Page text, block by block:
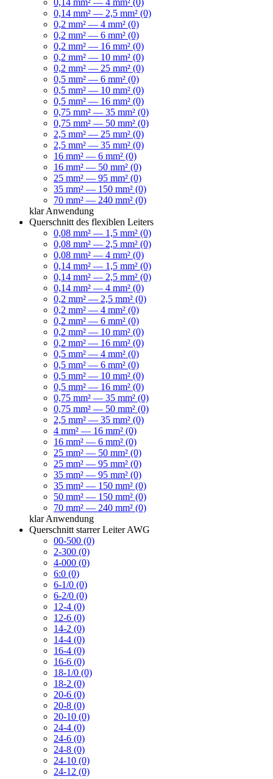
0,14 mm² — 2,5 mm² (0)
0,2 mm² — 4 mm² (0)
0,2 mm² — 6 mm² (0)
0,2 mm² — 16 mm² (0)
0,2 mm² — 10 mm² (0)
0,2 mm² — 25 mm² (0)
0,5 mm² — 6 mm² (0)
0,5 mm² — 10 mm² (0)
0,5 mm² — 16 mm² (0)
0,75 mm² — 35 mm² (0)
0,75 mm² — 50 mm² (0)
2,5 mm² — 25 mm² (0)
2,5 mm² — 35 mm² (0)
16 mm² — 6 mm² (0)
16 mm² — 50 mm² (0)
25 mm² — 95 mm² (0)
35 mm² — 150 mm² (0)
70 mm² — 240 mm² (0)
klar Anwendung
Querschnitt des flexiblen Leiters
0,08 mm² — 1,5 mm² (0)
0,08 mm² — 2,5 mm² (0)
0,08 mm² — 4 mm² (0)
0,14 mm² — 1,5 mm² (0)
0,14 mm² — 2,5 mm² (0)
0,14 mm² — 4 mm² (0)
0,2 mm² — 2,5 mm² (0)
0,2 mm² — 4 mm² (0)
0,2 mm² — 6 mm² (0)
0,2 mm² — 10 mm² (0)
0,2 mm² — 16 mm² (0)
0,5 mm² — 4 mm² (0)
0,5 mm² — 6 mm² (0)
0,5 mm² — 10 mm² (0)
0,5 mm² — 16 mm² (0)
0,75 mm² — 35 mm² (0)
0,75 mm² — 50 mm² (0)
2,5 mm² — 35 mm² (0)
4 mm² — 16 mm² (0)
16 mm² — 6 mm² (0)
25 mm² — 50 mm² (0)
25 mm² — 95 mm² (0)
35 mm² — 95 mm² (0)
35 mm² — 150 mm² (0)
50 mm² — 150 mm² (0)
70 mm² — 240 mm² (0)
klar Anwendung
Querschnitt starrer Leiter AWG
00-500 (0)
2-300 (0)
4-000 (0)
6:0 (0)
6-1/0 (0)
6-2/0 (0)
12-4 (0)
12-6 (0)
14-2 (0)
14-4 (0)
16-4 (0)
16-6 (0)
18-1/0 (0)
18-2 (0)
20-6 (0)
20-8 (0)
20-10 (0)
24-4 (0)
24-6 (0)
24-8 (0)
24-10 (0)
24-12 (0)